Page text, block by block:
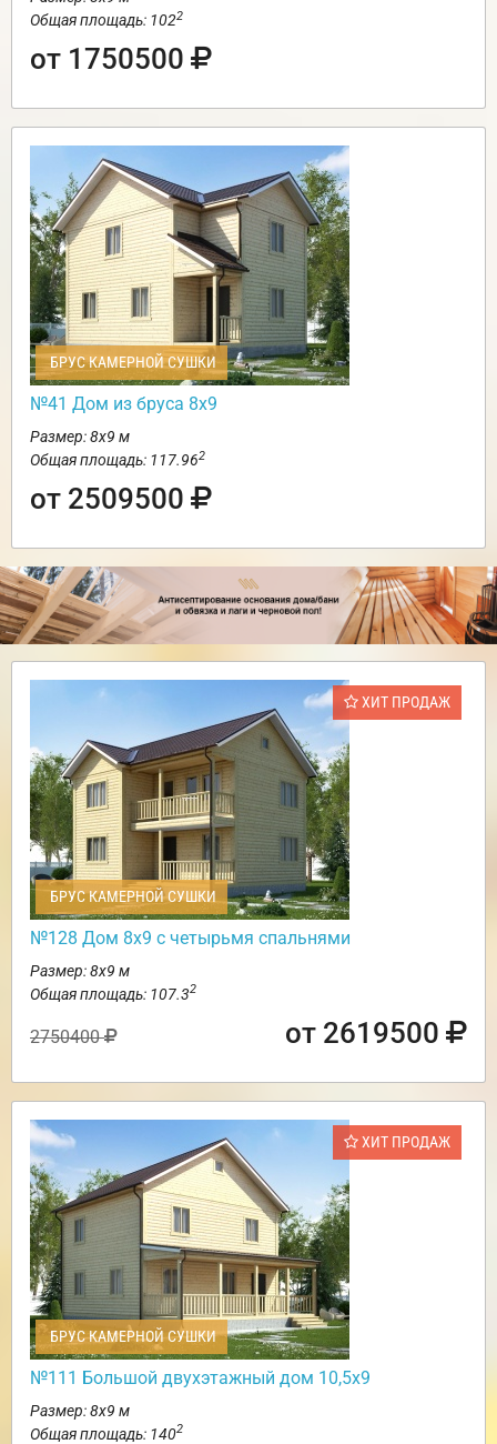
Общая площадь: 1022
от 1750500
БРУС КАМЕРНОЙ СУШКИ
№41 Дом из бруса 8х9
Размер: 8х9 м
Общая площадь: 117.962
от 2509500
ХИТ ПРОДАЖ
БРУС КАМЕРНОЙ СУШКИ
№128 Дом 8х9 с четырьмя спальнями
Размер: 8х9 м
Общая площадь: 107.32
2750400 от 2619500
ХИТ ПРОДАЖ
БРУС КАМЕРНОЙ СУШКИ
№111 Большой двухэтажный дом 10,5х9
Размер: 8х9 м
Общая площадь: 1402